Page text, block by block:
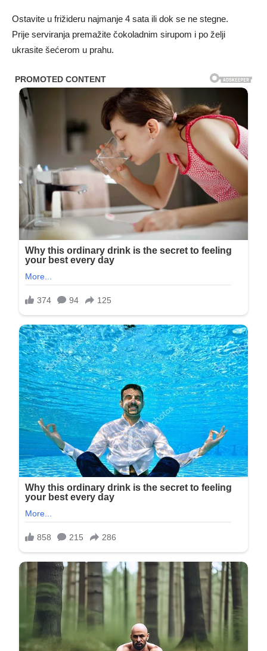
Ostavite u frižideru najmanje 4 sata ili dok se ne stegne.
Prije serviranja premažite čokoladnim sirupom i po želji
ukrasite šećerom u prahu.